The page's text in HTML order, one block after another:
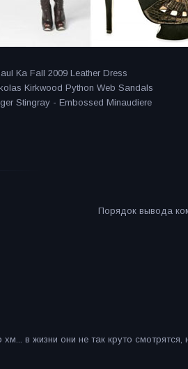
Ka Fall 2009 Leather Dress
Kirkwood Python Web Sandals
Stingray - Embossed Minaudiere
Порядок вывода
в жизни они не так круто